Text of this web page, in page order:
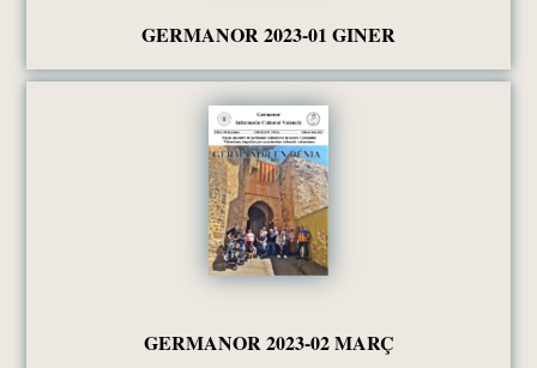
GERMANOR 2023-01 GINER
GERMANOR 2023-02 MARÇ